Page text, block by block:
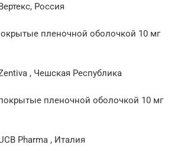
Россия
пленочной оболочкой 10 мг
, Чешская Республика
пленочной оболочкой 10 мг
Pharma , Италия